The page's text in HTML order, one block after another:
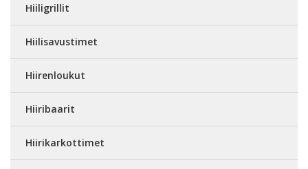
Hiiligrillit
Hiilisavustimet
Hiirenloukut
Hiiribaarit
Hiirikarkottimet